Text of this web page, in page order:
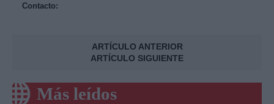
Contacto:
ARTÍCULO ANTERIOR
ARTÍCULO SIGUIENTE
Más leídos